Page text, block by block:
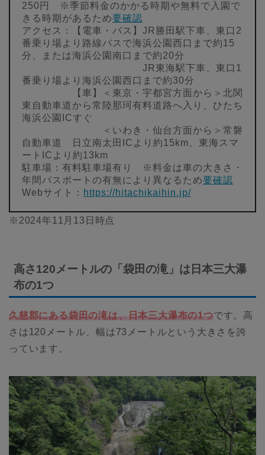
250円 ※季節料金のかかる時期や無料で入園で
きる時期があるため要確認
アクセス：【電車・バス】JR勝田駅下車、東口2
番乗り場より路線バスで海浜公園西口まで約15
分、または海浜公園南口まで約20分
JR東海駅下車、東口1
番乗り場より海浜公園西口まで約30分
【車】＜東京・宇都宮方面から＞北関
東自動車道から常陸那珂有料道路へ入り、ひたち
海浜公園ICすぐ
＜いわき・仙台方面から＞常磐
自動車道 日立南太田ICより約15km、東海スマ
ートICより約13km
駐車場：有料駐車場有り ※料金は車の大きさ・
年間パスポートの有無により異なるため要確認
Webサイト： https://hitachikaihin.jp/
※2024年11月13日時点
高さ120メートルの「袋田の滝」は日本三大瀑
布の1つ
久慈郡にある袋田の滝は、日本三大瀑布の1つです。高
さは120メートル、幅は73メートルという大きさを誇
っています。